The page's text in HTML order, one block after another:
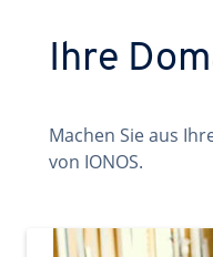
Ihre
Machen Sie aus
von IONOS.